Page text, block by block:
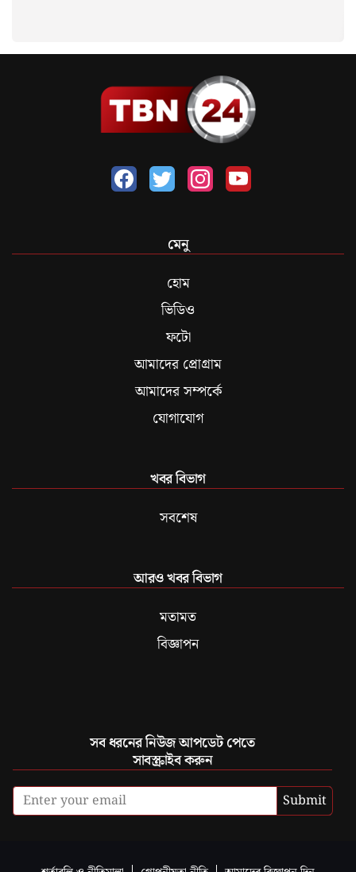
মেনু
হোম
ভিডিও
ফটো
আমাদের প্রোগ্রাম
আমাদের সম্পর্কে
যোগাযোগ
খবর বিভাগ
সবশেষ
আরও খবর বিভাগ
মতামত
বিজ্ঞাপন
সব ধরনের নিউজ আপডেট পেতে
সাবস্ক্রাইব করুন
Submit